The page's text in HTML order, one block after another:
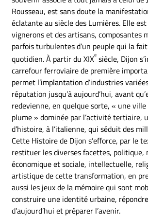
Rousseau, est sans doute la
éclatante au siècle des Lumières. Elle
vignerons et des artisans, composantes
parfois turbulentes d’un peuple qui la
quotidien. À partir du XIXe siècle, Dijon
carrefour ferroviaire de première
permet l’implantation d’industries
réputation jusqu’à aujourd’hui, avant
redevienne, en quelque sorte, « une
plume » dominée par l’activité tertiaire,
d’histoire, à l’italienne, qui séduit des
Cette Histoire de Dijon s’efforce, par le
restituer les diverses facettes, politique,
économique et sociale, intellectuelle,
artistique de cette transformation, en
aussi les jeux de la mémoire qui sont
construire une identité urbaine,
d’aujourd’hui et préparer l’avenir.